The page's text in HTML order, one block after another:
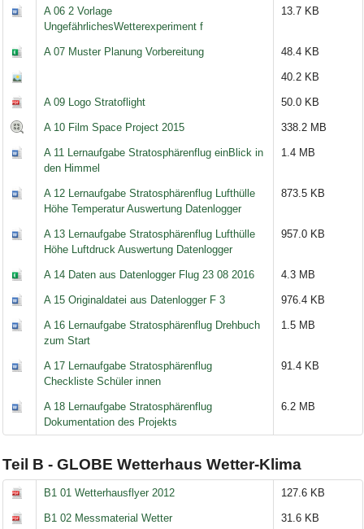
A 06 2 Vorlage
UngefährlichesWetterexperiment f
13.7 KB
A 07 Muster Planung Vorbereitung 48.4 KB
40.2 KB
A 09 Logo Stratoflight 50.0 KB
A 10 Film Space Project 2015 338.2 MB
A 11 Lernaufgabe Stratosphärenflug einBlick in
den Himmel
1.4 MB
A 12 Lernaufgabe Stratosphärenflug Lufthülle
Höhe Temperatur Auswertung Datenlogger
873.5 KB
A 13 Lernaufgabe Stratosphärenflug Lufthülle
Höhe Luftdruck Auswertung Datenlogger
957.0 KB
A 14 Daten aus Datenlogger Flug 23 08 2016 4.3 MB
A 15 Originaldatei aus Datenlogger F 3 976.4 KB
A 16 Lernaufgabe Stratosphärenflug Drehbuch
zum Start
1.5 MB
A 17 Lernaufgabe Stratosphärenflug
Checkliste Schüler innen
91.4 KB
A 18 Lernaufgabe Stratosphärenflug
Dokumentation des Projekts
6.2 MB
Teil B - GLOBE Wetterhaus Wetter-Klima
B1 01 Wetterhausflyer 2012 127.6 KB
B1 02 Messmaterial Wetter 31.6 KB